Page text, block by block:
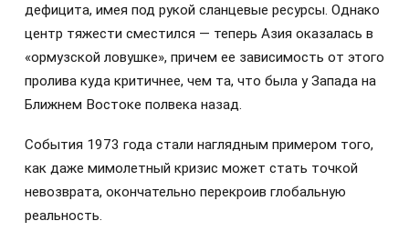
дефицита, имея под рукой сланцевые ресурсы. Однако
центр тяжести сместился — теперь Азия оказалась в
«ормузской ловушке», причем ее зависимость от этого
пролива куда критичнее, чем та, что была у Запада на
Ближнем Востоке полвека назад.
События 1973 года стали наглядным примером того,
как даже мимолетный кризис может стать точкой
невозврата, окончательно перекроив глобальную
реальность.